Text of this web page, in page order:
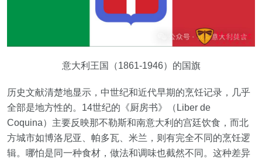
意大利王国（1861-1946）的国旗
历史文献清楚地显示，中世纪和近代早期的烹饪记录，几乎
全部是地方性的。14世纪的《厨房书》（Liber de
Coquina）主要反映那不勒斯和南意大利的宫廷饮食，而北
方城市如博洛尼亚、帕多瓦、米兰，则有完全不同的烹饪逻
辑。哪怕是同一种食材，做法和调味也截然不同。这种差异